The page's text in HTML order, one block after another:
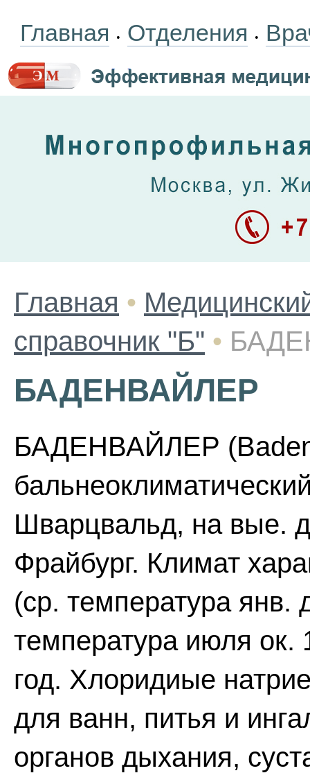
Главная • Отделения •
Главная •
справочник "Б" •
БАДЕНВАЙЛЕР
БАДЕНВАЙЛЕР
Шварцвальд, на вые.
Фрайбург. Климат
(ср. температура
температура июля ок.
год. Хлоридиые
для ванн, питья и
органов дыхания,